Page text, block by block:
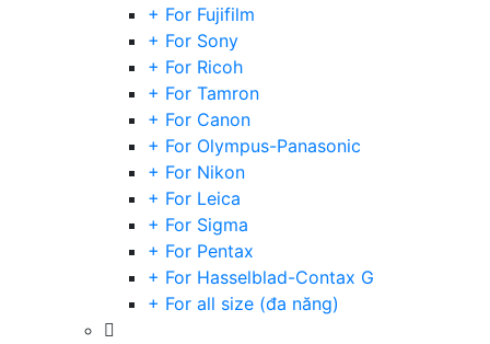
+ For Fujifilm
+ For Sony
+ For Ricoh
+ For Tamron
+ For Canon
+ For Olympus-Panasonic
+ For Nikon
+ For Leica
+ For Sigma
+ For Pentax
+ For Hasselblad-Contax G
+ For all size (đa năng)